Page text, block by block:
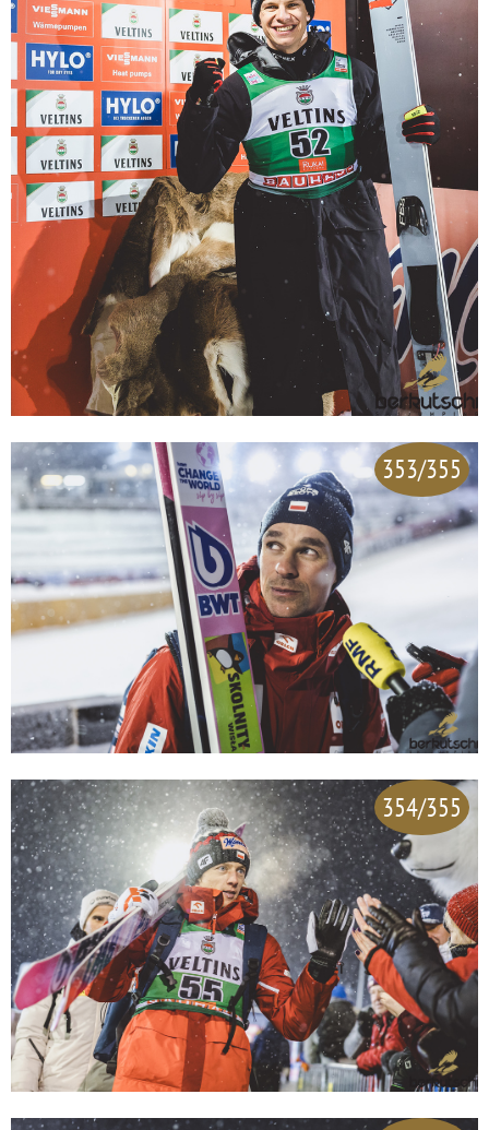
353/355
354/355